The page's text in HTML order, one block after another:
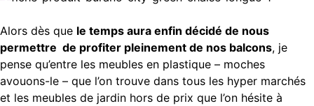
Alors dès que le temps aura enfin décidé de nous
permettre de profiter pleinement de nos balcons, je
pense qu’entre les meubles en plastique – moches
avouons-le – que l’on trouve dans tous les hyper marchés
et les meubles de jardin hors de prix que l’on hésite à